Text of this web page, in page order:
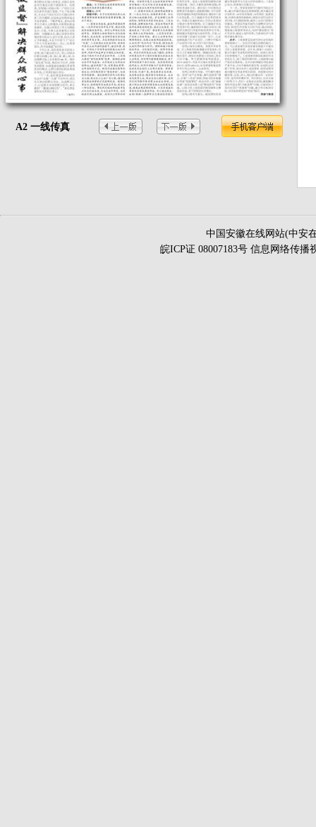
A2 一线传真
中国安徽在线网站(中安
皖ICP证 08007183号 信息网络传播